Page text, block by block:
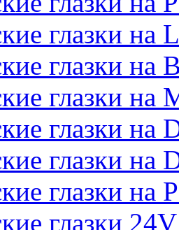
глазки на
глазки на
глазки на
глазки на
глазки на
глазки на
глазки 24V